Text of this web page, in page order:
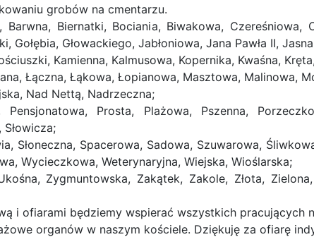
grobów na cmentarzu.
Biernatki, Bociania, Biwakowa, Czereśniowa,
Gołębia, Głowackiego, Jabłoniowa, Jana Pawła II,
Kamienna, Kalmusowa, Kopernika, Kwaśna,
Łączna, Łąkowa, Łopianowa, Masztowa, Malinowa,
Nad Nettą, Nadrzeczna;
Prosta, Plażowa, Pszenna,
Słoneczna, Spacerowa, Sadowa, Szuwarowa,
Wycieczkowa, Weterynaryjna, Wiejska, Wioślarska;
Zygmuntowska, Zakątek, Zakole, Złota,
i ofiarami będziemy wspierać wszystkich pracujących
organów w naszym kościele. Dziękuję za ofiarę